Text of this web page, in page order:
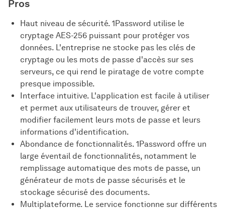
Pros
Haut niveau de sécurité. 1Password utilise le
cryptage AES-256 puissant pour protéger vos
données. L'entreprise ne stocke pas les clés de
cryptage ou les mots de passe d'accès sur ses
serveurs, ce qui rend le piratage de votre compte
presque impossible.
Interface intuitive. L'application est facile à utiliser
et permet aux utilisateurs de trouver, gérer et
modifier facilement leurs mots de passe et leurs
informations d'identification.
Abondance de fonctionnalités. 1Password offre un
large éventail de fonctionnalités, notamment le
remplissage automatique des mots de passe, un
générateur de mots de passe sécurisés et le
stockage sécurisé des documents.
Multiplateforme. Le service fonctionne sur différents